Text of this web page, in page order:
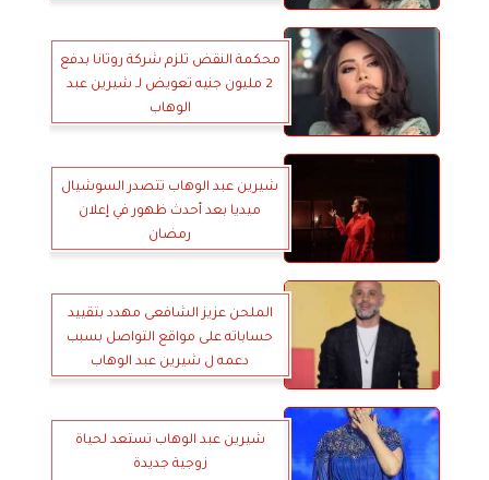
محكمة النقض تلزم شركة روتانا بدفع
2 مليون جنيه تعويض لـ شيرين عبد
الوهاب
شيرين عبد الوهاب تتصدر السوشيال
ميديا بعد أحدث ظهور في إعلان
رمضان
الملحن عزيز الشافعى مهدد بتقييد
حساباته على مواقع التواصل بسبب
دعمه ل شيرين عبد الوهاب
شيرين عبد الوهاب تستعد لحياة
زوجية جديدة